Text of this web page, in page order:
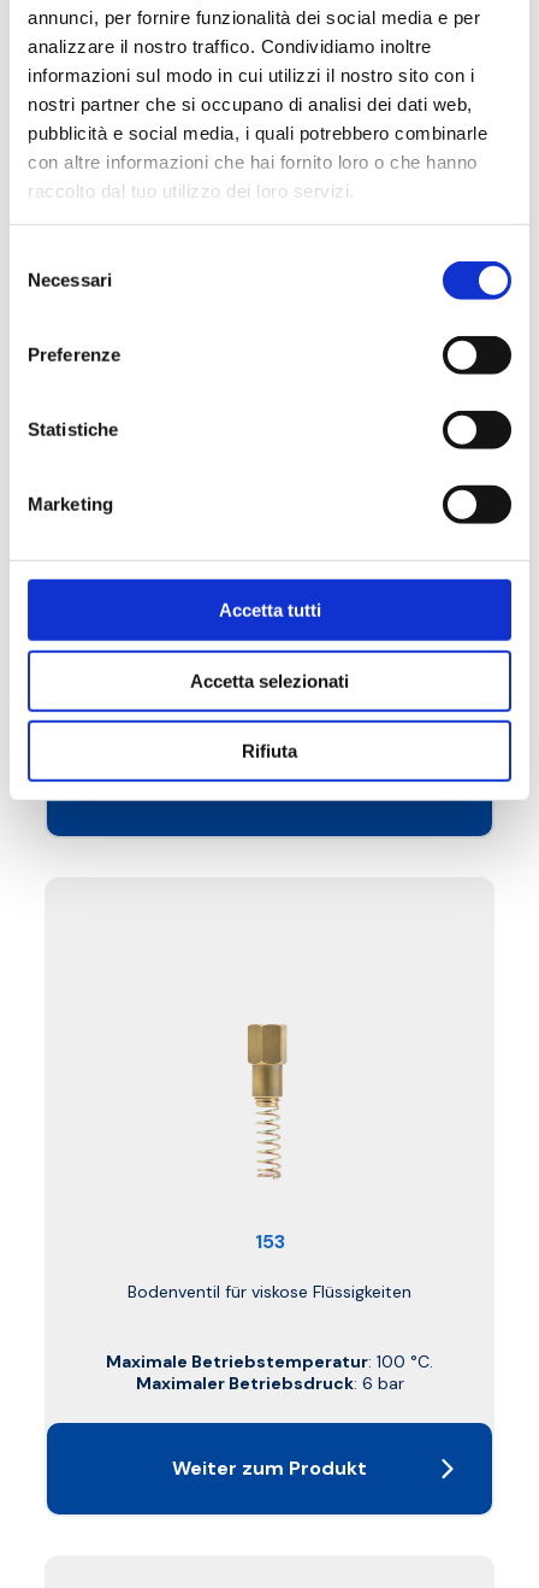
annunci, per fornire funzionalità dei social media e per
analizzare il nostro traffico. Condividiamo inoltre
informazioni sul modo in cui utilizzi il nostro sito con i
nostri partner che si occupano di analisi dei dati web,
pubblicità e social media, i quali potrebbero combinarle
con altre informazioni che hai fornito loro o che hanno
raccolto dal tuo utilizzo dei loro servizi.
delNecessari
Preferenze
Statistiche
Marketing
Accetta tutti
Accetta selezionati
Rifiuta
Maximale Betriebstemperatur: 95 °C.
Netz-Typ: siehe Beginn des Kapitels
Weiter zum Produkt
045
Röhrenförmiges Bodenventil
Maximale Betriebstemperatur: 90 °C
Weiter zum Produkt
153
Bodenventil für viskose Flüssigkeiten
Maximale Betriebstemperatur: 100 °C.
Maximaler Betriebsdruck: 6 bar
Weiter zum Produkt